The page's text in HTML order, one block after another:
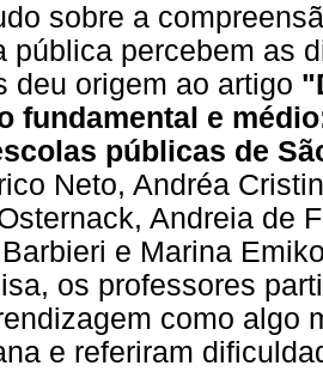
sobre a
pública percebem as
deu origem ao artigo
fundamental e
públicas de
Neto, Andréa
Andreia de
e Marina
os professores
como algo
e referiram